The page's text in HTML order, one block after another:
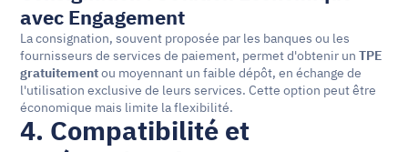
avec Engagement
La consignation, souvent proposée par les banques ou les
fournisseurs de services de paiement, permet d'obtenir un TPE
gratuitement ou moyennant un faible dépôt, en échange de
l'utilisation exclusive de leurs services. Cette option peut être
économique mais limite la flexibilité.
4. Compatibilité et